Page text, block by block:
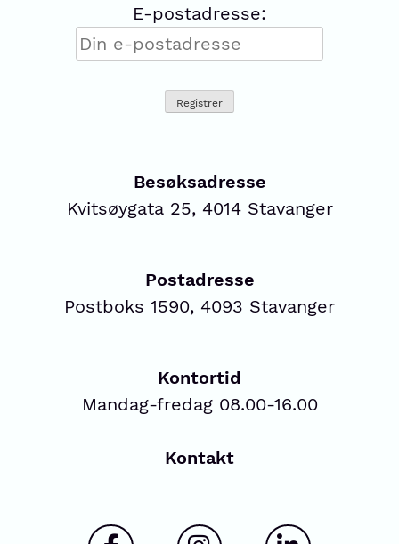
E-postadresse:
Besøksadresse
Kvitsøygata 25, 4014 Stavanger
Postadresse
Postboks 1590, 4093 Stavanger
Kontortid
Mandag-fredag 08.00-16.00
Kontakt